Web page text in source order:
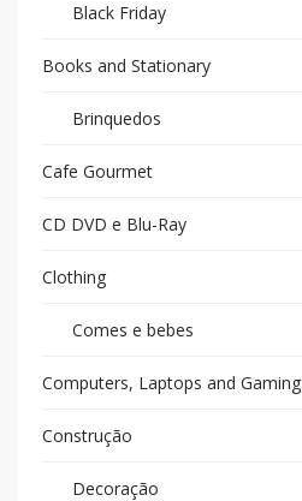
Black Friday
Books and Stationary
Brinquedos
Cafe Gourmet
CD DVD e Blu-Ray
Clothing
Comes e bebes
Computers, Laptops and Gaming
Construção
Decoração